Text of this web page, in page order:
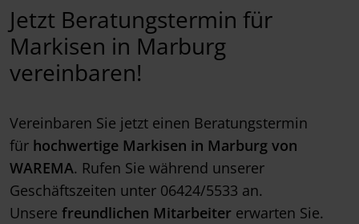
Jetzt Beratungstermin für
Markisen in Marburg
vereinbaren!
Vereinbaren Sie jetzt einen Beratungstermin
für hochwertige Markisen in Marburg von
WAREMA. Rufen Sie während unserer
Geschäftszeiten unter 06424/5533 an.
Unsere freundlichen Mitarbeiter erwarten Sie.